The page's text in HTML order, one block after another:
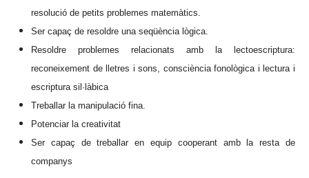
resolució de petits problemes matemàtics.
Ser capaç de resoldre una seqüència lògica.
Resoldre problemes relacionats amb la lectoescriptura:
reconeixement de lletres i sons, consciència fonològica i lectura i
escriptura sil·làbica
Treballar la manipulació fina.
Potenciar la creativitat
Ser capaç de treballar en equip cooperant amb la resta de
companys